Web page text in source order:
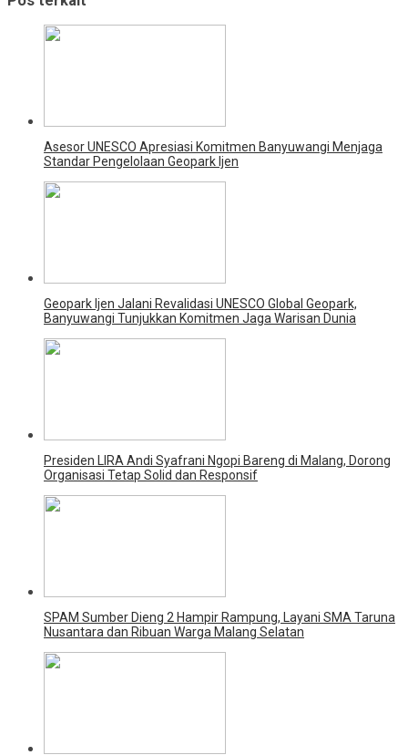
Asesor UNESCO Apresiasi Komitmen Banyuwangi Menjaga
Standar Pengelolaan Geopark Ijen
Geopark Ijen Jalani Revalidasi UNESCO Global Geopark,
Banyuwangi Tunjukkan Komitmen Jaga Warisan Dunia
Presiden LIRA Andi Syafrani Ngopi Bareng di Malang, Dorong
Organisasi Tetap Solid dan Responsif
SPAM Sumber Dieng 2 Hampir Rampung, Layani SMA Taruna
Nusantara dan Ribuan Warga Malang Selatan